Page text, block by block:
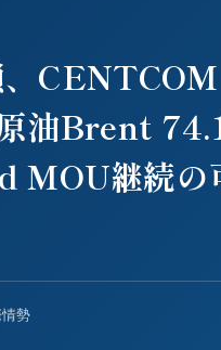
油Brent
継続の
勢